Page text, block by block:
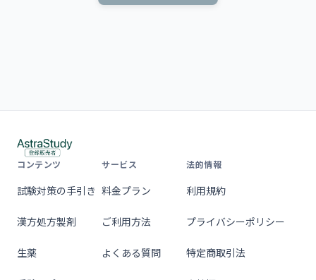
コンテンツ
試験対策の手引き
漢方処方製剤
生薬
サービス
料金プラン
ご利用方法
よくある質問
法的情報
利用規約
プライバシーポリシー
特定商取引法